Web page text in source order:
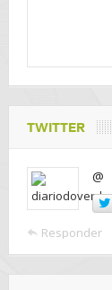
TWITTER
@
Responder